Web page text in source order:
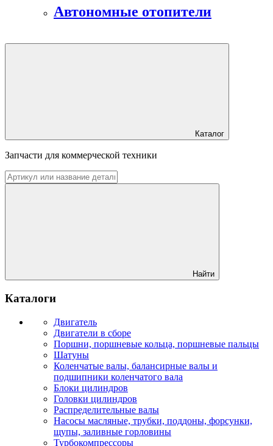
Автономные отопители
Каталог
Запчасти для коммерческой техники
Найти
Каталоги
Двигатель
Двигатели в сборе
Поршни, поршневые кольца, поршневые пальцы
Шатуны
Коленчатые валы, балансирные валы и
подшипники коленчатого вала
Блоки цилиндров
Головки цилиндров
Распределительные валы
Насосы масляные, трубки, поддоны, форсунки,
щупы, заливные горловины
Турбокомпрессоры